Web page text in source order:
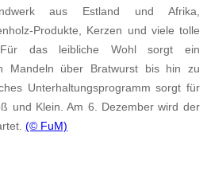
aus Estland und Afrika,
Produkte, Kerzen und viele tolle
Für das leibliche Wohl sorgt ein
Mandeln über Bratwurst bis hin zu
Unterhaltungsprogramm sorgt für
und Klein. Am 6. Dezember wird der
(© FuM)